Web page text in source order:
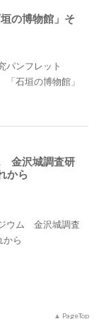
の博物館」そ
パンフレット
石垣の博物館」
金沢城調査研
から
ウム 金沢城調査
から
PageTop